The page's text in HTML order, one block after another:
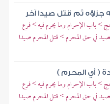
جزاؤه ثم قتل صيدا آخر
باب الإحرام وما يحرم فيه > فرع
في حق المحرم > قتل المحرم صيدا
( أي المحرم )
باب الإحرام وما يحرم فيه > فرع
في حق المحرم > قتل المحرم صيدا